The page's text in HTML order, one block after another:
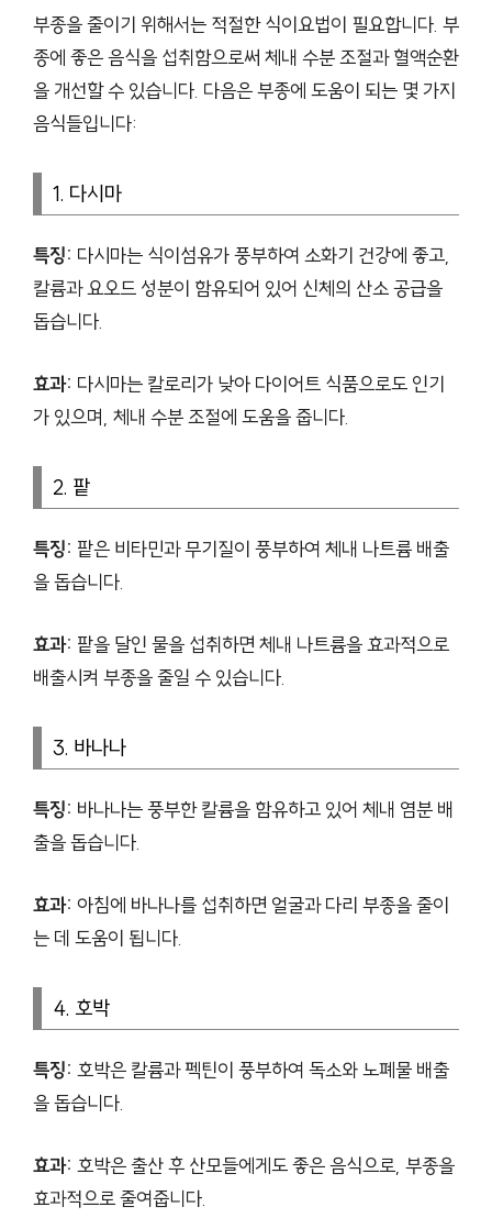
부종을 줄이기 위해서는 적절한 식이요법이 필요합니다. 부
종에 좋은 음식을 섭취함으로써 체내 수분 조절과 혈액순환
을 개선할 수 있습니다. 다음은 부종에 도움이 되는 몇 가지
음식들입니다:
1. 다시마
특징: 다시마는 식이섬유가 풍부하여 소화기 건강에 좋고,
칼륨과 요오드 성분이 함유되어 있어 신체의 산소 공급을
돕습니다.
효과: 다시마는 칼로리가 낮아 다이어트 식품으로도 인기
가 있으며, 체내 수분 조절에 도움을 줍니다.
2. 팥
특징: 팥은 비타민과 무기질이 풍부하여 체내 나트륨 배출
을 돕습니다.
효과: 팥을 달인 물을 섭취하면 체내 나트륨을 효과적으로
배출시켜 부종을 줄일 수 있습니다.
3. 바나나
특징: 바나나는 풍부한 칼륨을 함유하고 있어 체내 염분 배
출을 돕습니다.
효과: 아침에 바나나를 섭취하면 얼굴과 다리 부종을 줄이
는 데 도움이 됩니다.
4. 호박
특징: 호박은 칼륨과 펙틴이 풍부하여 독소와 노폐물 배출
을 돕습니다.
효과: 호박은 출산 후 산모들에게도 좋은 음식으로, 부종을
효과적으로 줄여줍니다.